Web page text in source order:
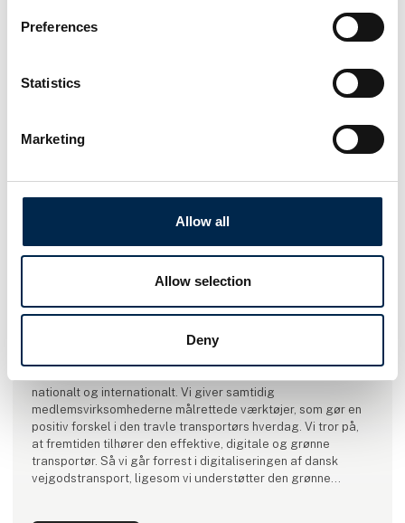
Preferences
Statistics
Marketing
Allow all
Allow selection
Deny
Eventet er oprettet af:
ITD, Brancheorganisation for den danske
transport- og logistikvirksomheder. Vi rådgiver og skaber
nationalt og internationalt. Vi giver samtidig
medlemsvirksomhederne målrettede værktøjer, som gør en
positiv forskel i den travle transportørs hverdag. Vi tror på,
at fremtiden tilhører den effektive, digitale og grønne
transportør. Så vi går forrest i digitaliseringen af dansk
vejgodstransport, ligesom vi understøtter den grønne